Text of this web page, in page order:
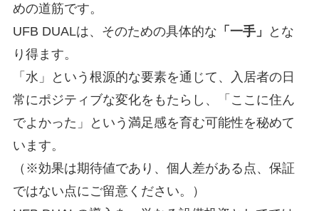
めの道筋です。
UFB DUALは、そのための具体的な 「一手」
とな
り得ます。
「水」という根源的な要素を通じて、入居者の日
常にポジティブな変化をもたらし、「ここに住ん
でよかった」という満足感を育む可能性を秘めて
います。
（※効果は期待値であり、個人差がある点、保証
ではない点にご留意ください。）